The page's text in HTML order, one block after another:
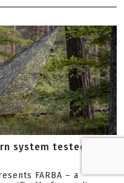
system tested in
FARBA – a